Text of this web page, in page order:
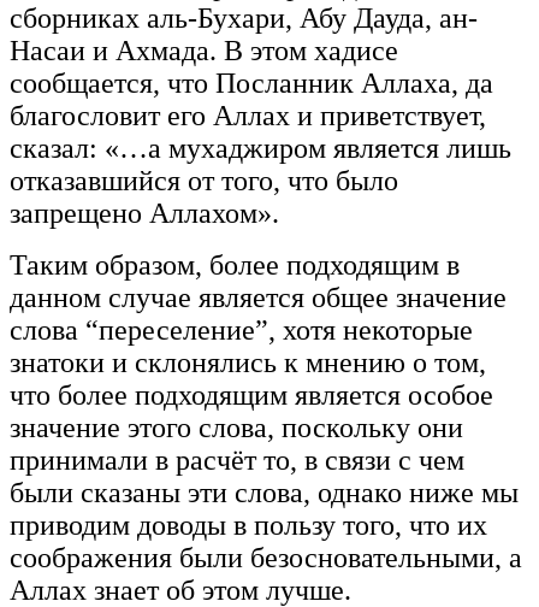
сборниках аль-Бухари, Абу Дауда, ан-
Насаи и Ахмада. В этом хадисе
сообщается, что Посланник Аллаха, да
благословит его Аллах и приветствует,
сказал: «…а мухаджиром является лишь
отказавшийся от того, что было
запрещено Аллахом».
Таким образом, более подходящим в
данном случае является общее значение
слова “переселение”, хотя некоторые
знатоки и склонялись к мнению о том,
что более подходящим является особое
значение этого слова, поскольку они
принимали в расчёт то, в связи с чем
были сказаны эти слова, однако ниже мы
приводим доводы в пользу того, что их
соображения были безосновательными, а
Аллах знает об этом лучше.